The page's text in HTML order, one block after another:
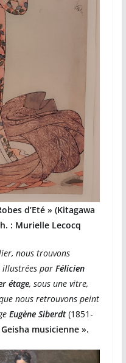
d’Eté » (Kitagawa
: Murielle Lecocq
nous trouvons
illustrées par Félicien
étage, sous une vitre,
nous retrouvons peint
Eugène Siberdt (1851-
musicienne ».